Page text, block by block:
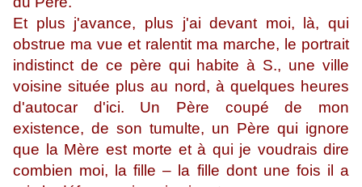
Et plus j'avance, plus j'ai devant moi, là, qui
obstrue ma vue et ralentit ma marche, le portrait
indistinct de ce père qui habite à S., une ville
voisine située plus au nord, à quelques heures
d'autocar d'ici. Un Père coupé de mon
existence, de son tumulte, un Père qui ignore
que la Mère est morte et à qui je voudrais dire
combien moi, la fille – la fille dont une fois il a